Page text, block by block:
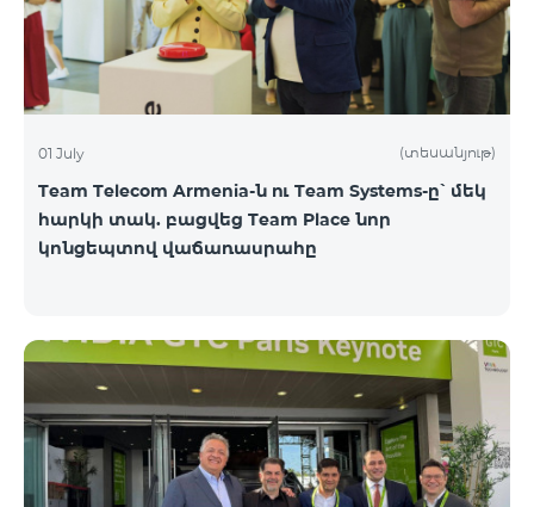
01 July (տեսանյութ)
Team Telecom Armenia-ն ու Team Systems-ը՝ մեկ
հարկի տակ. բացվեց Team Place նոր
կոնցեպտով վաճառասրահը